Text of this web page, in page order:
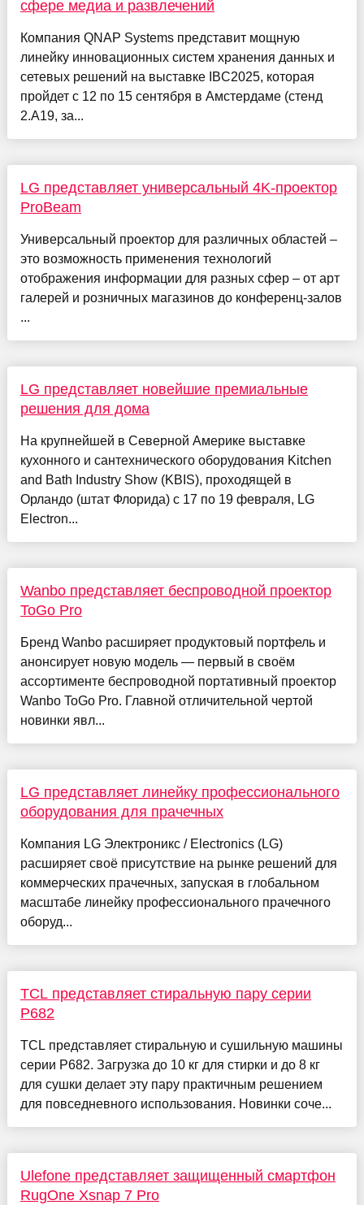
сфере медиа и развлечений
Компания QNAP Systems представит мощную
линейку инновационных систем хранения данных и
сетевых решений на выставке IBC2025, которая
пройдет с 12 по 15 сентября в Амстердаме (стенд
2.A19, за...
LG представляет универсальный 4K-проектор
ProBeam
Универсальный проектор для различных областей –
это возможность применения технологий
отображения информации для разных сфер – от арт
галерей и розничных магазинов до конференц-залов
...
LG представляет новейшие премиальные
решения для дома
На крупнейшей в Северной Америке выставке
кухонного и сантехнического оборудования Kitchen
and Bath Industry Show (KBIS), проходящей в
Орландо (штат Флорида) с 17 по 19 февраля, LG
Electron...
Wanbo представляет беспроводной проектор
ToGo Pro
Бренд Wanbo расширяет продуктовый портфель и
анонсирует новую модель — первый в своём
ассортименте беспроводной портативный проектор
Wanbo ToGo Pro. Главной отличительной чертой
новинки явл...
LG представляет линейку профессионального
оборудования для прачечных
Компания LG Электроникс / Electronics (LG)
расширяет своё присутствие на рынке решений для
коммерческих прачечных, запуская в глобальном
масштабе линейку профессионального прачечного
оборуд...
TCL представляет стиральную пару серии
P682
TCL представляет стиральную и сушильную машины
серии P682. Загрузка до 10 кг для стирки и до 8 кг
для сушки делает эту пару практичным решением
для повседневного использования. Новинки соче...
Ulefone представляет защищенный смартфон
RugOne Xsnap 7 Pro